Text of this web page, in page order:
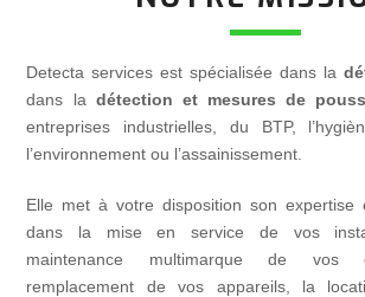
Detecta services est spécialisée dans la
dans la détection et mesures de
entreprises industrielles, du BTP,
l’environnement ou l’assainissement.
Elle met à votre disposition son expertise
dans la mise en service de vos
maintenance multimarque de vos
remplacement de vos appareils, la